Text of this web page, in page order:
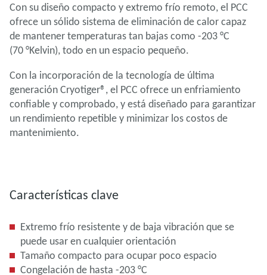
Con su diseño compacto y extremo frío remoto, el PCC
ofrece un sólido sistema de eliminación de calor capaz
de mantener temperaturas tan bajas como -203 °C
(70 °Kelvin), todo en un espacio pequeño.
Con la incorporación de la tecnología de última
generación Cryotiger®, el PCC ofrece un enfriamiento
confiable y comprobado, y está diseñado para garantizar
un rendimiento repetible y minimizar los costos de
mantenimiento.
Características clave
Extremo frío resistente y de baja vibración que se
puede usar en cualquier orientación
Tamaño compacto para ocupar poco espacio
Congelación de hasta -203 °C